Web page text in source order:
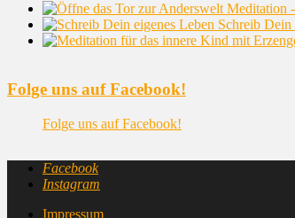
Meditation
Schreib Dein
Folge uns auf Facebook!
Folge uns auf Facebook!
Facebook
Instagram
Impressum